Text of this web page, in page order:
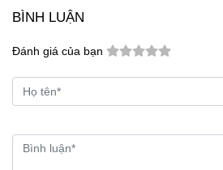
BÌNH LUẬN
Đánh giá của bạn